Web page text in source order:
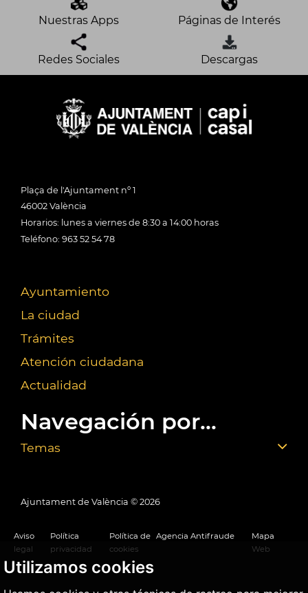
Utilizamos cookies
Nuestras Apps Páginas de Interés
Redes Sociales Descargas
Plaça de l'Ajuntament nº 1
46002 València
Horarios: lunes a viernes de 8:30 a 14:00 horas
Teléfono: 963 52 54 78
Ayuntamiento
La ciudad
Trámites
Atención ciudadana
Actualidad
Navegación por...
Temas
Ajuntament de València © 2026
Aviso
legal
Política
privacidad
Política de
cookies
Agencia Antifraude
Mapa
Web